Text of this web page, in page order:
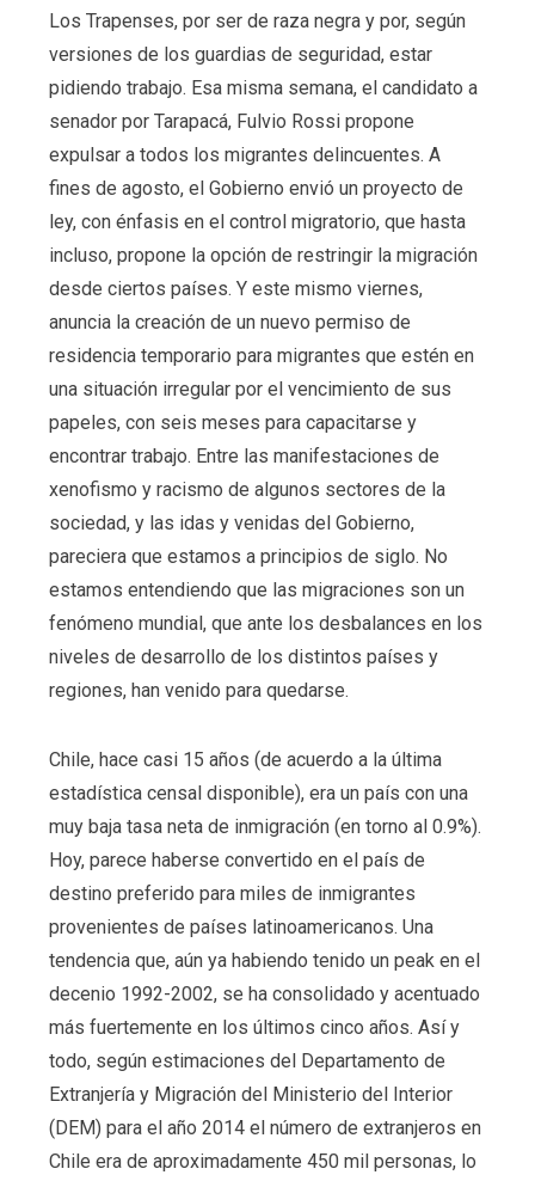
Los Trapenses, por ser de raza negra y por, según
versiones de los guardias de seguridad, estar
pidiendo trabajo. Esa misma semana, el candidato a
senador por Tarapacá, Fulvio Rossi propone
expulsar a todos los migrantes delincuentes. A
fines de agosto, el Gobierno envió un proyecto de
ley, con énfasis en el control migratorio, que hasta
incluso, propone la opción de restringir la migración
desde ciertos países. Y este mismo viernes,
anuncia la creación de un nuevo permiso de
residencia temporario para migrantes que estén en
una situación irregular por el vencimiento de sus
papeles, con seis meses para capacitarse y
encontrar trabajo. Entre las manifestaciones de
xenofismo y racismo de algunos sectores de la
sociedad, y las idas y venidas del Gobierno,
pareciera que estamos a principios de siglo. No
estamos entendiendo que las migraciones son un
fenómeno mundial, que ante los desbalances en los
niveles de desarrollo de los distintos países y
regiones, han venido para quedarse.
Chile, hace casi 15 años (de acuerdo a la última
estadística censal disponible), era un país con una
muy baja tasa neta de inmigración (en torno al 0.9%).
Hoy, parece haberse convertido en el país de
destino preferido para miles de inmigrantes
provenientes de países latinoamericanos. Una
tendencia que, aún ya habiendo tenido un peak en el
decenio 1992-2002, se ha consolidado y acentuado
más fuertemente en los últimos cinco años. Así y
todo, según estimaciones del Departamento de
Extranjería y Migración del Ministerio del Interior
(DEM) para el año 2014 el número de extranjeros en
Chile era de aproximadamente 450 mil personas, lo